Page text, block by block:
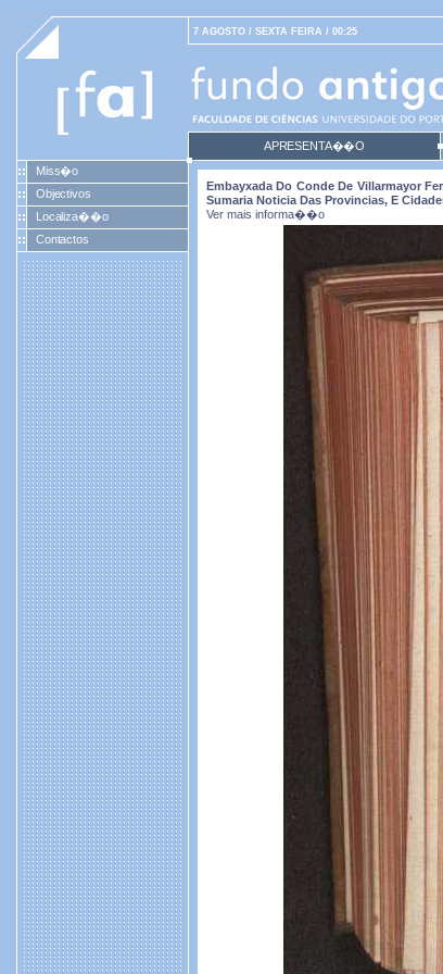
7 AGOSTO / SEXTA FEIRA / 00:25
APRESENTA��O
Miss�o
Objectivos
Localiza��o
Contactos
Embayxada Do Conde De Villarmayor
Sumaria Noticia Das Provincias, E
Ver mais informa��o